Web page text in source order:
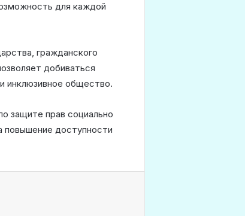
для каждой
гражданского
добиваться
инклюзивное общество.
защите прав социально
повышение доступности